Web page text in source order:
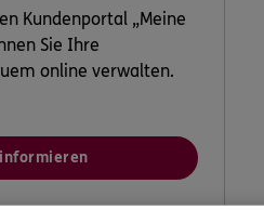
Kundenportal „Meine
Sie Ihre
online verwalten.